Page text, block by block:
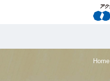
Home